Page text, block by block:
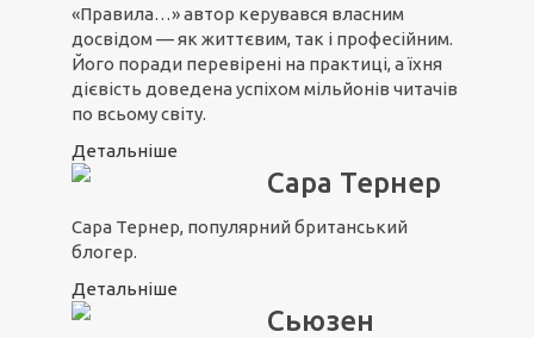
«Правила…» автор керувався власним
досвідом — як життєвим, так і професійним.
Його поради перевірені на практиці, а їхня
дієвість доведена успіхом мільйонів читачів
по всьому світу.
Детальніше
Сара Тернер
Сара Тернер, популярний британський
блогер.
Детальніше
Сьюзен